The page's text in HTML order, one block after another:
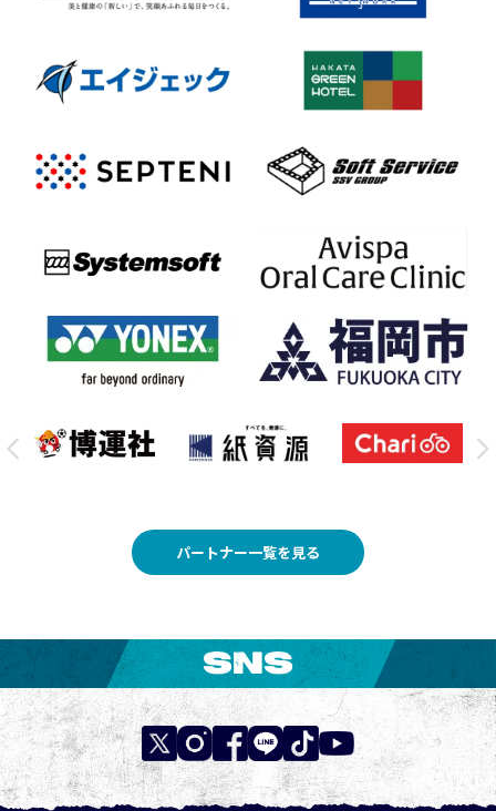
パートナー一覧を見る
SNS